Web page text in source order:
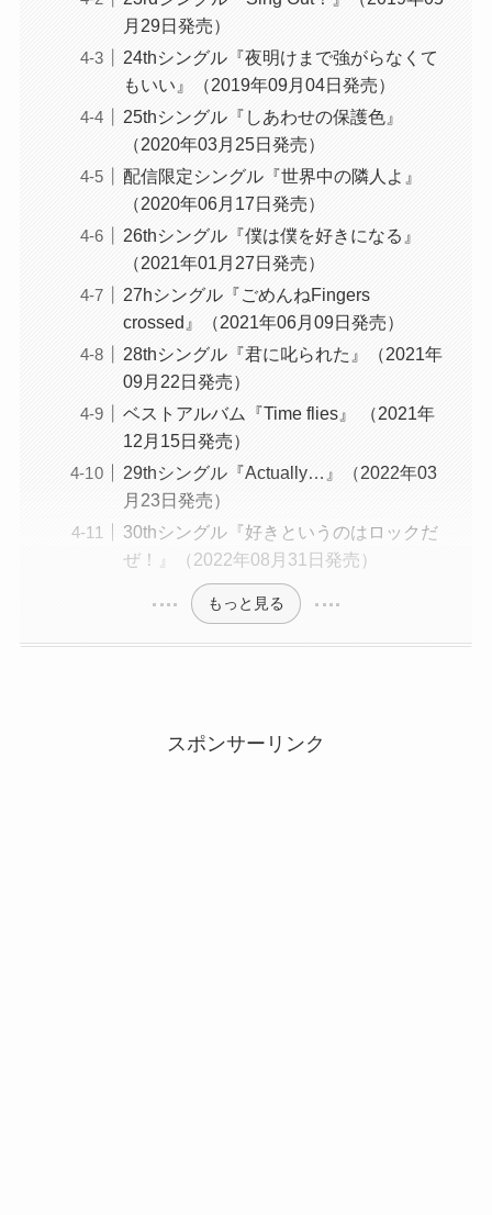
月29日発売）
24thシングル『夜明けまで強がらなくて
もいい』（2019年09月04日発売）
25thシングル『しあわせの保護色』
（2020年03月25日発売）
配信限定シングル『世界中の隣人よ』
（2020年06月17日発売）
26thシングル『僕は僕を好きになる』
（2021年01月27日発売）
27hシングル『ごめんねFingers
crossed』（2021年06月09日発売）
28thシングル『君に叱られた』（2021年
09月22日発売）
ベストアルバム『Time flies』 （2021年
12月15日発売）
29thシングル『Actually…』（2022年03
月23日発売）
30thシングル『好きというのはロックだ
ぜ！』（2022年08月31日発売）
もっと見る
スポンサーリンク